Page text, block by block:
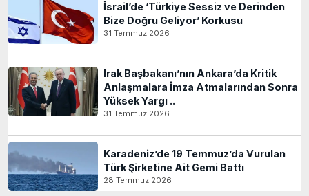
İsrail’de ‘Türkiye Sessiz ve Derinden
Bize Doğru Geliyor’ Korkusu
31 Temmuz 2026
Irak Başbakanı’nın Ankara’da Kritik
Anlaşmalara İmza Atmalarından Sonra
Yüksek Yargı ..
31 Temmuz 2026
Karadeniz’de 19 Temmuz’da Vurulan
Türk Şirketine Ait Gemi Battı
28 Temmuz 2026